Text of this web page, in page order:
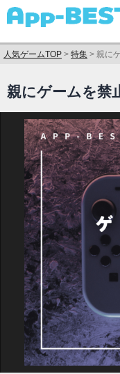
人気ゲームTOP > 特集 > 親に
親にゲームを禁